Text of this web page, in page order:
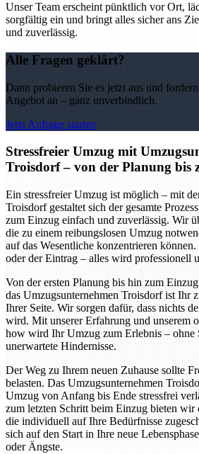
Unser Team erscheint pünktlich vor Ort,
sorgfältig ein und bringt alles sicher ans
und zuverlässig.
Alle Fragen geklärt?
Dann probieren Sie es jetzt aus und
Angebot an – ganz unverbindlich.
Jetzt Anfrage starten
Stressfreier Umzug mit
Troisdorf – von der Planung bis
Ein stressfreier Umzug ist möglich – mit
Troisdorf gestaltet sich der gesamte
zum Einzug einfach und zuverlässig. Wir
die zu einem reibungslosen Umzug
auf das Wesentliche konzentrieren
oder der Eintrag – alles wird professionell
Von der ersten Planung bis hin zum
das Umzugsunternehmen Troisdorf ist Ihr
Ihrer Seite. Wir sorgen dafür, dass nichts
wird. Mit unserer Erfahrung und unserem
how wird Ihr Umzug zum Erlebnis – ohne
unerwartete Hindernisse.
Der Weg zu Ihrem neuen Zuhause sollte
belasten. Das Umzugsunternehmen
Umzug von Anfang bis Ende stressfrei
zum letzten Schritt beim Einzug bieten wir
die individuell auf Ihre Bedürfnisse
sich auf den Start in Ihre neue
oder Ängste.